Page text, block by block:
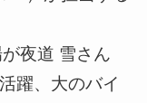
夜道 雪さん
躍、大のバイ